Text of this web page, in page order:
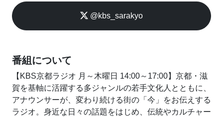
@kbs_sarakyo
番組について
【KBS京都ラジオ 月～木曜日 14:00～17:00】京都・滋
賀を基軸に活躍する多ジャンルの若手文化人とともに、
アナウンサーが、変わり続ける街の「今」をお伝えする
ラジオ。身近な日々の話題をはじめ、伝統やカルチャー